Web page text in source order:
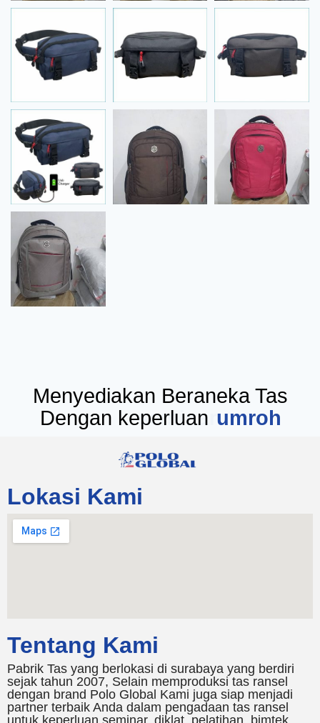
Menyediakan Beraneka Tas
Dengan keperluan seminar
Lokasi Kami
Tentang Kami
Pabrik Tas yang berlokasi di surabaya yang berdiri
sejak tahun 2007, Selain memproduksi tas ransel
dengan brand Polo Global Kami juga siap menjadi
partner terbaik Anda dalam pengadaan tas ransel